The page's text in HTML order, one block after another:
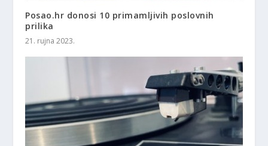
Posao.hr donosi 10 primamljivih poslovnih
prilika
21. rujna 2023.